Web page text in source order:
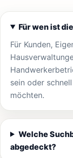
Für wen ist
Für Kunden,
sein oder
möchten.
Welche
abgedeckt?